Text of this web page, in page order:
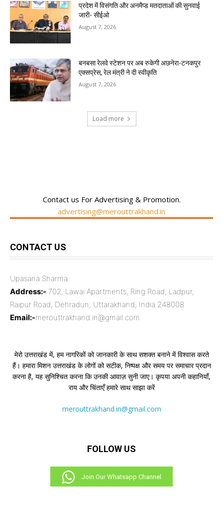
प्रदेश में विसंगति और अनमैप्ड मतदाताओं की सुनवाई
जारी- सीईओ
August 7, 2026
बनबसा रेलवे स्टेशन पर अब रुकेगी अछनेरा-टनकपुर
एक्सप्रेस, रेल मंत्री ने दी स्वीकृति
August 7, 2026
Load more
Contact us For Advertising & Promotion.
advertising@merouttrakhand.in
CONTACT US
Upasana Sharma
Address:- 702, Lawai Apartments, Ring Road, Ladpur,
Raipur Road, Dehradun, Uttarakhand, India 248008
Email:-merouttrakhand.in@gmail.com
मेरो उत्तराखंड में, हम नागरिकों को जानकारी के साथ सशक्त बनाने में विश्वास करते
हैं। हमारा मिशन उत्तराखंड के लोगों को सटीक, निष्पक्ष और समय पर समाचार प्रदान
करना है, यह सुनिश्चित करना कि उनकी आवाज़ सुनी जाए। कृपया अपनी कहानियाँ,
राय और चिंताएँ हमारे साथ साझा करें
merouttrakhand.in@gmail.com
FOLLOW US
Join Our Whatsapp Channel